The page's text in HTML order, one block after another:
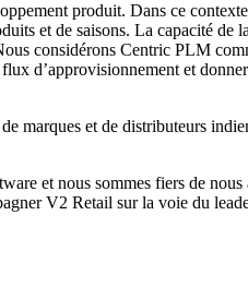
produit. Dans ce
et de saisons. La capacité
considérons Centric PLM
d’approvisionnement et
marques et de distributeurs
et nous sommes fiers de
V2 Retail sur la voie du